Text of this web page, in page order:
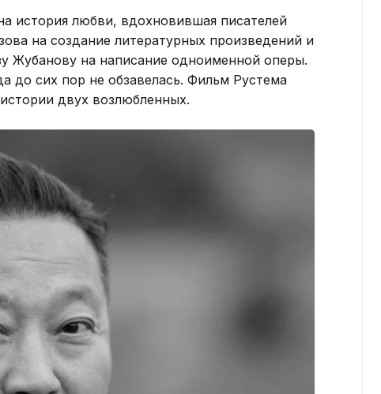
история любви, вдохновившая писателей
на создание литературных произведений и
Жубанову на написание одноименной оперы.
до сих пор не обзавелась. Фильм Рустема
двух возлюбленных.